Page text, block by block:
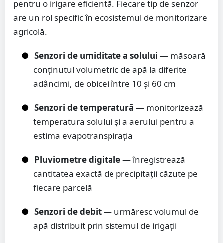
pentru o irigare eficientă. Fiecare tip de senzor
are un rol specific în ecosistemul de monitorizare
agricolă.
● Senzori de umiditate a solului — măsoară
conținutul volumetric de apă la diferite
adâncimi, de obicei între 10 și 60 cm
● Senzori de temperatură — monitorizează
temperatura solului și a aerului pentru a
estima evapotranspirația
● Pluviometre digitale— înregistrează
cantitatea exactă de precipitații căzute pe
fiecare parcelă
● Senzori de debit— urmăresc volumul de
apă distribuit prin sistemul de irigații